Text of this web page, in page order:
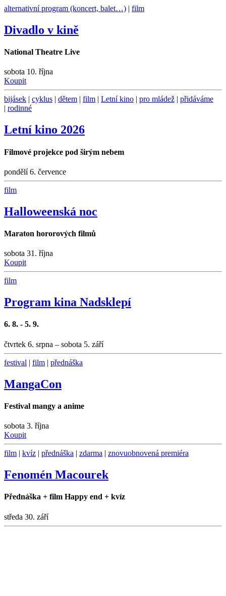
alternativní program (koncert, balet…) | film
Divadlo v kině
National Theatre Live
sobota 10. října
Koupit
bijásek | cyklus | dětem | film | Letní kino | pro mládež | přidáváme
| rodinné
Letní kino 2026
Filmové projekce pod širým nebem
pondělí 6. července
film
Halloweenská noc
Maraton hororových filmů
sobota 31. října
Koupit
film
Program kina Nadsklepí
6. 8. - 5. 9.
čtvrtek 6. srpna – sobota 5. září
festival | film | přednáška
MangaCon
Festival mangy a anime
sobota 3. října
Koupit
film | kvíz | přednáška | zdarma | znovuobnovená premiéra
Fenomén Macourek
Přednáška + film Happy end + kvíz
středa 30. září